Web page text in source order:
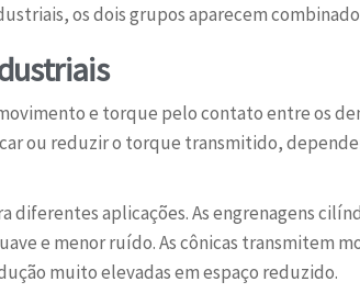
os dois grupos aparecem
e torque pelo contato entre os
ou reduzir o torque transmitido,
aplicações. As engrenagens
e menor ruído. As cônicas transmitem
muito elevadas em espaço reduzido.